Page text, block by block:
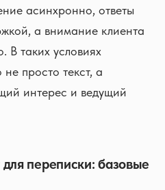
асинхронно, ответы
а внимание клиента
В таких условиях
просто текст, а
интерес и ведущий
переписки: базовые